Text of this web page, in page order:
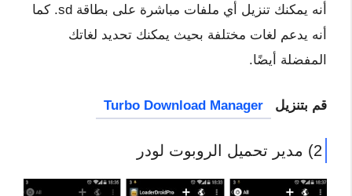
أنه يمكنك تنزيل أي ملفات مباشرة على بطاقة sd. كما
أنه يدعم لغات مختلفة بحيث يمكنك تحديد لغاتك
المفضلة أيضًا.
قم بتنزيل Turbo Download Manager
2) مدير تحميل الروبوت لودر